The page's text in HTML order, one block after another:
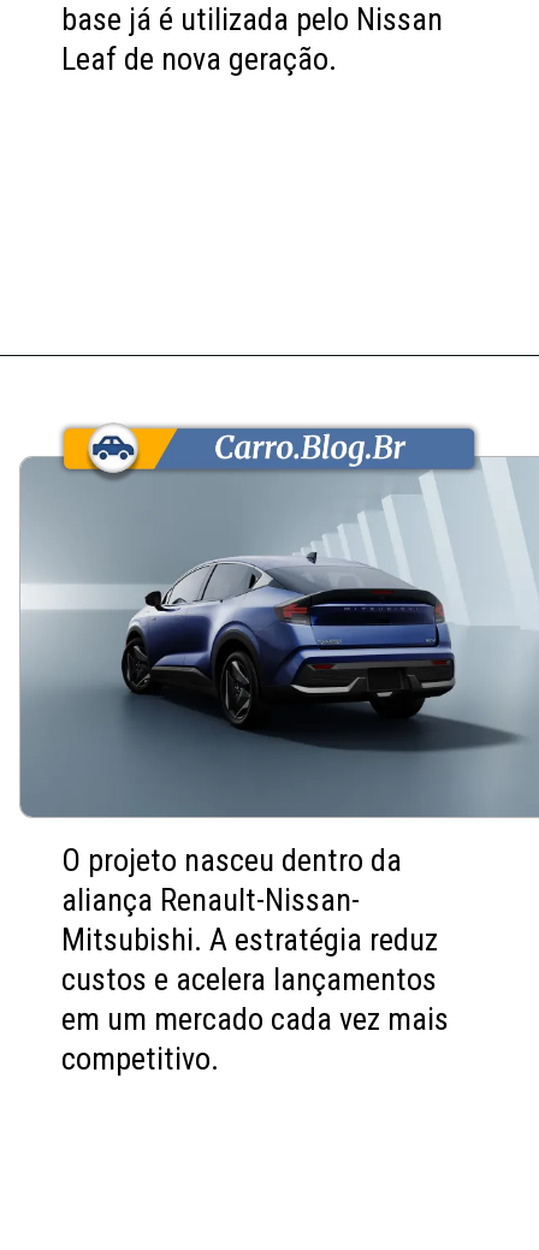
base já é utilizada pelo Nissan
Leaf de nova geração.
O projeto nasceu dentro da
aliança Renault-Nissan-
Mitsubishi. A estratégia reduz
custos e acelera lançamentos
em um mercado cada vez mais
competitivo.